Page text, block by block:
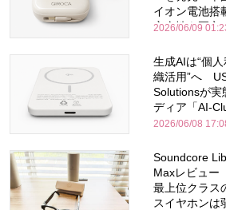
イオン電池搭
安全性を両立
2026/06/09
生成AIは“個人
織活用”へ
Solutionsが実
ディア「AI-
2026/06/08
Soundcore
Maxレビュ
最上位クラス
スイヤホンは